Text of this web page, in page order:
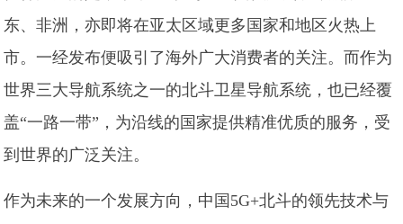
东、非洲，亦即将在亚太区域更多国家和地区火热上
市。一经发布便吸引了海外广大消费者的关注。而作为
世界三大导航系统之一的北斗卫星导航系统，也已经覆
盖“一路一带”，为沿线的国家提供精准优质的服务，受
到世界的广泛关注。
作为未来的一个发展方向，中国5G+北斗的领先技术与